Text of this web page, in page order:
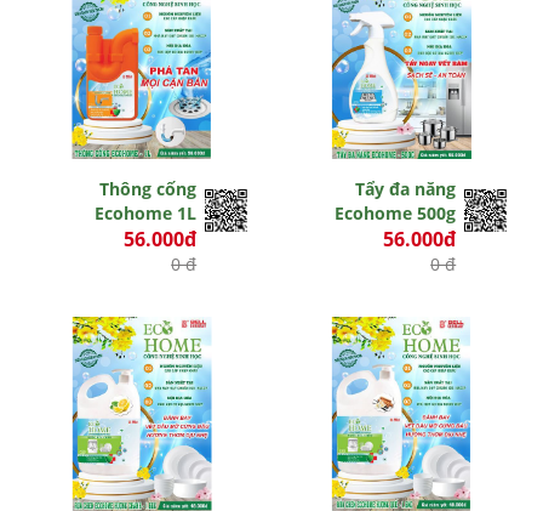
Thông cống
Ecohome 1L
56.000đ
0 đ
Tẩy đa năng
Ecohome 500g
56.000đ
0 đ